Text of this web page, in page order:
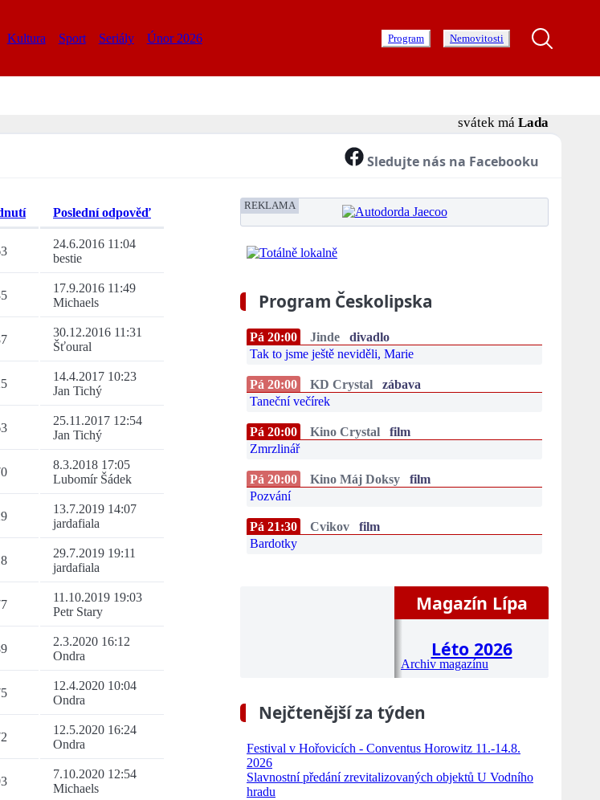
Kultura Sport Seriály Únor 2026 Program Nemovitosti
svátek má Lada
Sledujte nás na Facebooku
Poslední odpověď
24.6.2016 11:04
bestie
17.9.2016 11:49
Michaels
30.12.2016 11:31
Šťoural
14.4.2017 10:23
Jan Tichý
25.11.2017 12:54
Jan Tichý
8.3.2018 17:05
Lubomír Šádek
13.7.2019 14:07
jardafiala
29.7.2019 19:11
jardafiala
11.10.2019 19:03
Petr Stary
2.3.2020 16:12
Ondra
12.4.2020 10:04
Ondra
12.5.2020 16:24
Ondra
7.10.2020 12:54
Michaels
REKLAMA
Program Českolipska
Pá 20:00 Jinde
divadlo
Tak to jsme ještě neviděli, Marie
Pá 20:00 KD Crystal
zábava
Taneční večírek
Pá 20:00 Kino Crystal
film
Zmrzlinář
Pá 20:00 Kino Máj Doksy
film
Pozvání
Pá 21:30 Cvikov
film
Bardotky
Magazín Lípa
Léto 2026
Archiv magazínu
Nejčtenější za týden
Festival v Hořovicích - Conventus Horowitz 11.-14.8.
2026
Slavnostní předání zrevitalizovaných objektů U Vodního
hradu